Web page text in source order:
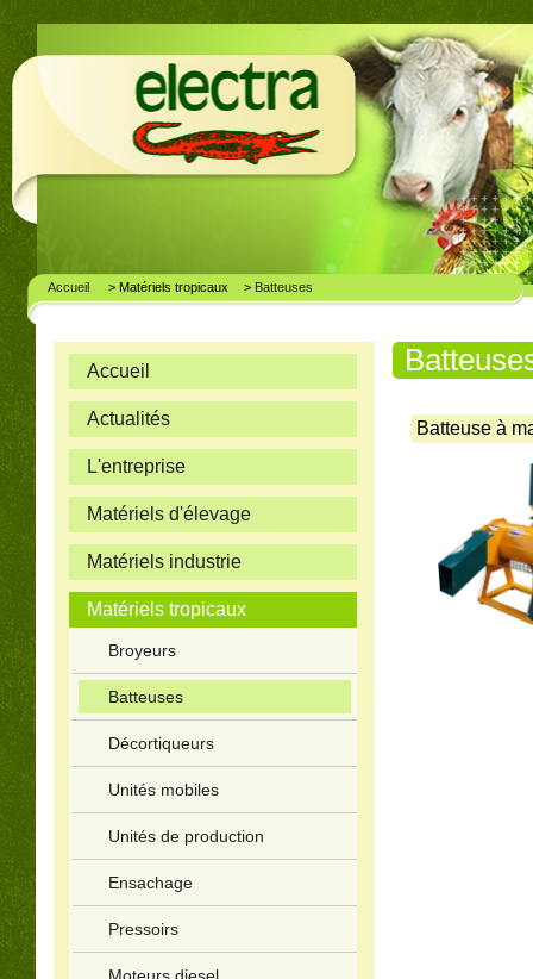
Accueil > Matériels tropicaux > Batteuses
Accueil
Actualités
L'entreprise
Matériels d'élevage
Matériels industrie
Matériels tropicaux
Broyeurs
Batteuses
Décortiqueurs
Unités mobiles
Unités de production
Ensachage
Pressoirs
Batteuse à